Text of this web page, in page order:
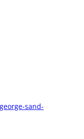
sand-